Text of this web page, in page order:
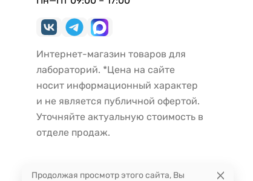
Интернет-магазин товаров для
лабораторий. *Цена на сайте
носит информационный характер
и не является публичной офертой.
Уточняйте актуальную стоимость в
отделе продаж.
Продолжая просмотр этого сайта, Вы